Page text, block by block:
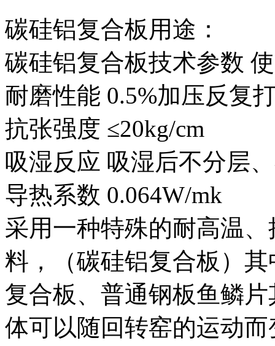
碳硅铝复合板用途：
碳硅铝复合板技术参数
耐磨性能 0.5%加压反复
抗张强度 ≤20kg/cm
吸湿反应 吸湿后不分层
导热系数 0.064W/mk
采用一种特殊的耐高温
料，（碳硅铝复合板）
复合板、普通钢板鱼鳞
体可以随回转窑的运动